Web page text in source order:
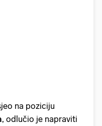
na poziciju
, odlučio je napraviti